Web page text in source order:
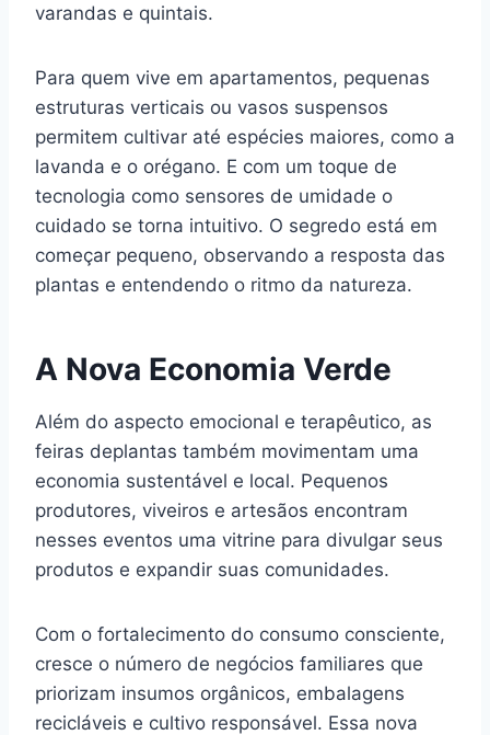
varandas e quintais.
Para quem vive em apartamentos, pequenas
estruturas verticais ou vasos suspensos
permitem cultivar até espécies maiores, como a
lavanda e o orégano. E com um toque de
tecnologia como sensores de umidade o
cuidado se torna intuitivo. O segredo está em
começar pequeno, observando a resposta das
plantas e entendendo o ritmo da natureza.
A Nova Economia Verde
Além do aspecto emocional e terapêutico, as
feiras deplantas também movimentam uma
economia sustentável e local. Pequenos
produtores, viveiros e artesãos encontram
nesses eventos uma vitrine para divulgar seus
produtos e expandir suas comunidades.
Com o fortalecimento do consumo consciente,
cresce o número de negócios familiares que
priorizam insumos orgânicos, embalagens
recicláveis e cultivo responsável. Essa nova